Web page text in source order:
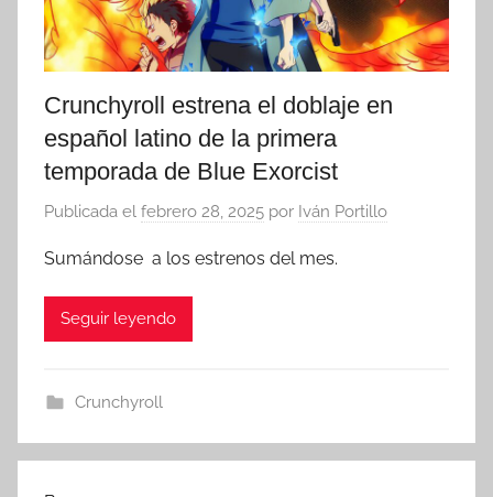
Crunchyroll estrena el doblaje en
español latino de la primera
temporada de Blue Exorcist
Publicada el febrero 28, 2025 por Iván Portillo
Sumándose a los estrenos del mes.
Seguir leyendo
Crunchyroll